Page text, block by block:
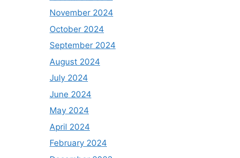
November 2024
October 2024
September 2024
August 2024
July 2024
June 2024
May 2024
April 2024
February 2024